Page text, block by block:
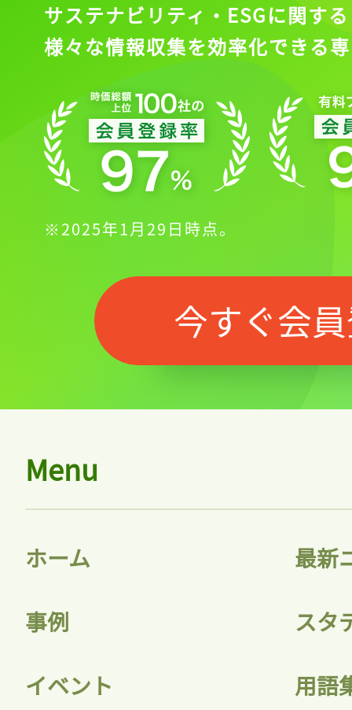
サステナビリティ・ESGに関する
様々な情報収集を効率化できる
※2025年1月29日時点。
今すぐ会
Menu
ホーム 最新
事例 スタ
イベント 用語